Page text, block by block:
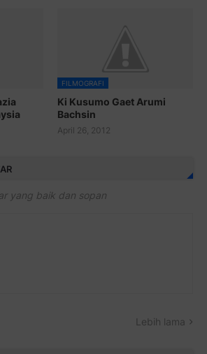
FILMOGRAFI
Ki Kusumo Gaet Arumi
Bachsin
April 26, 2012
yang baik dan sopan
Lebih lama